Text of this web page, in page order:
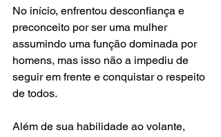
No início, enfrentou desconfiança e
preconceito por ser uma mulher
assumindo uma função dominada por
homens, mas isso não a impediu de
seguir em frente e conquistar o respeito
de todos.
Além de sua habilidade ao volante,